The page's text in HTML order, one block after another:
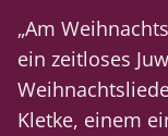
„Am
ein zeitloses
Kletke, einem